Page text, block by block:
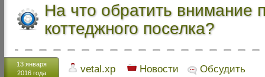
На что обратить внимание
коттеджного поселка?
13 января
2016 года
vetal.xp Новости Обсудить